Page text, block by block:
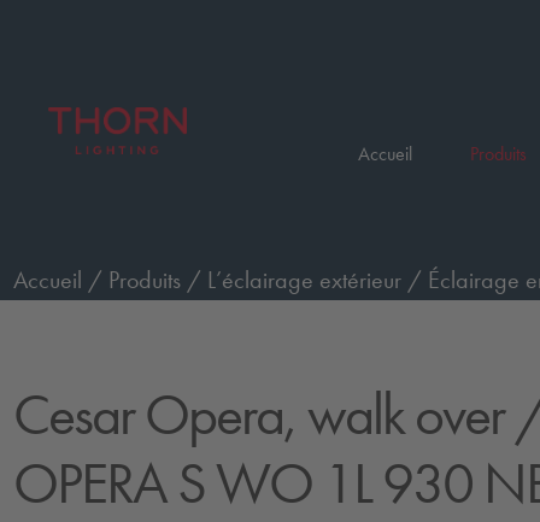
Accueil Produits
Accueil / Produits / L’éclairage extérieur / Éclairage
Cesar Opera, walk over/
OPERA S WO 1L 930